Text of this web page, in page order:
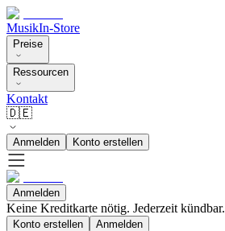
MusikIn-Store
Preise
Ressourcen
Kontakt
🇩🇪
Anmelden Konto erstellen
Anmelden
Keine Kreditkarte nötig. Jederzeit kündbar.
Konto erstellen Anmelden